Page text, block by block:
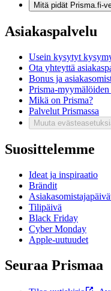
Mitä pidät Prisma.fi-
Asiakaspalvelu
Usein kysytyt
Ota yhteyttä
Bonus ja
Prisma-
Mikä on Prisma?
Palvelut Prismassa
Muuta
Suosittelemme
Ideat ja inspiraatio
Brändit
Tilipäivä
Black Friday
Cyber Monday
Apple-uutuudet
Seuraa Prismaa